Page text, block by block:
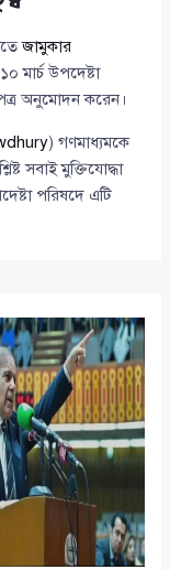
জামুকার
মার্চ উপদেষ্টা
অনুমোদন করেন।
) গণমাধ্যমকে
সবাই মুক্তিযোদ্ধা
পরিষদে এটি